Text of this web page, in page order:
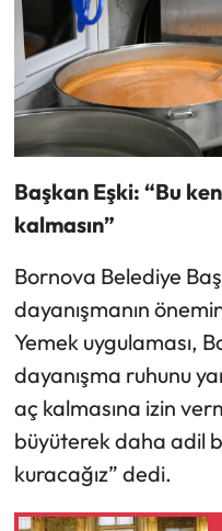
Başkan Eşki: “Bu
kalmasın”
Bornova Belediye
dayanışmanın
Yemek uygulaması,
dayanışma ruhunu
aç kalmasına izin
büyüterek daha adil
kuracağız” dedi.